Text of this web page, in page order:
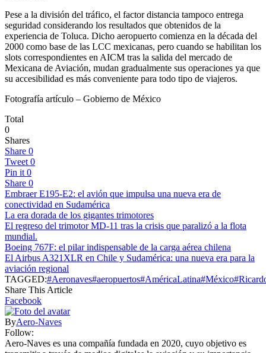
Pese a la división del tráfico, el factor distancia tampoco entrega
seguridad considerando los resultados que obtenidos de la
experiencia de Toluca. Dicho aeropuerto comienza en la década del
2000 como base de las LCC mexicanas, pero cuando se habilitan los
slots correspondientes en AICM tras la salida del mercado de
Mexicana de Aviación, mudan gradualmente sus operaciones ya que
su accesibilidad es más conveniente para todo tipo de viajeros.
Fotografía artículo – Gobierno de México
Total
0
Shares
Share 0
Tweet 0
Pin it 0
Share 0
Embraer E195-E2: el avión que impulsa una nueva era de
conectividad en Sudamérica
La era dorada de los gigantes trimotores
El regreso del trimotor MD-11 tras la crisis que paralizó a la flota
mundial.
Boeing 767F: el pilar indispensable de la carga aérea chilena
El Airbus A321XLR en Chile y Sudamérica: una nueva era para la
aviación regional
TAGGED:#Aeronaves#aeropuertos#AméricaLatina#México
Share This Article
Facebook
ByAero-Naves
Follow:
Aero-Naves es una compañía fundada en 2020, cuyo objetivo es